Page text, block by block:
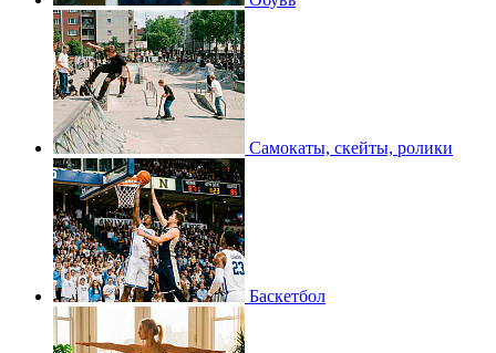
Самокаты, скейты, ролики
Баскетбол